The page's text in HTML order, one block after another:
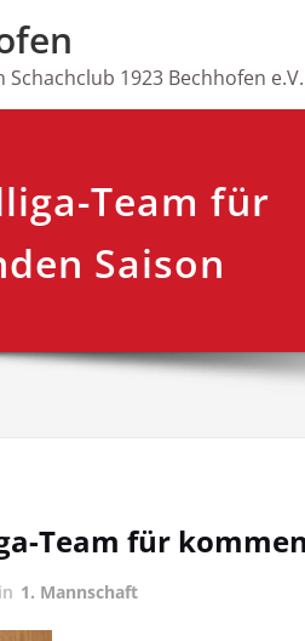
1923 Bechhofen e.V.
Team für
Saison
Team für
in 1. Mannschaft